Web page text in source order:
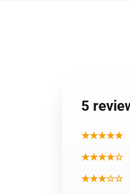
5
★★★★★
★★★★☆
★★★☆☆